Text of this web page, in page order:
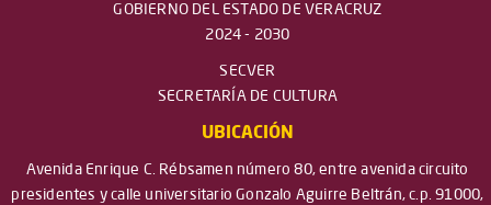
GOBIERNO DEL ESTADO DE VERACRUZ
2024 - 2030
SECVER
SECRETARÍA DE CULTURA
UBICACIÓN
Avenida Enrique C. Rébsamen número 80, entre avenida circuito
presidentes y calle universitario Gonzalo Aguirre Beltrán, c.p. 91000,